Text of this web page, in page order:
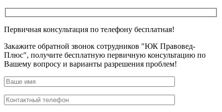
Первичная консультация по телефону бесплатная!
Закажите обратной звонок сотрудников "ЮК Правовед-
Плюс", получите бесплатную первичную консультацию по
Вашему вопросу и варианты разрешения проблем!